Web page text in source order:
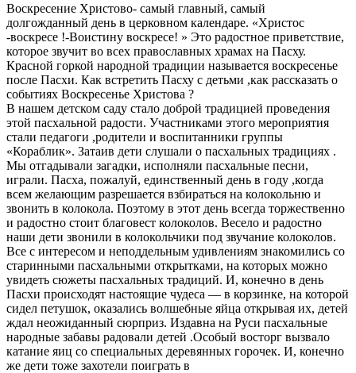
Воскресение Христово- самый главный, самый
долгожданный день в церковном календаре. «Христос
-воскресе !-Воистину воскресе! » Это радостное приветствие,
которое звучит во всех православных храмах на Пасху.
Красной горкой народной традиции называется воскресенье
после Пасхи. Как встретить Пасху с детьми ,как рассказать о
событиях Воскресенье Христова ?
В нашем детском саду стало доброй традицией проведения
этой пасхальной радости. Участниками этого мероприятия
стали педагоги ,родители и воспитанники группы
«Кораблик». Затаив дети слушали о пасхальных традициях .
Мы отгадывали загадки, исполняли пасхальные песни,
играли. Пасха, пожалуй, единственный день в году ,когда
всем желающим разрешается взбираться на колокольню и
звонить в колокола. Поэтому в этот день всегда торжественно
и радостно стоит благовест колоколов. Весело и радостно
наши дети звонили в колокольчики под звучание колоколов.
Все с интересом и неподдельным удивлениям знакомились со
старинными пасхальными открытками, на которых можно
увидеть сюжеты пасхальных традиций. И, конечно в день
Пасхи происходят настоящие чудеса — в корзинке, на которой
сидел петушок, оказались волшебные яйца открывая их, детей
ждал неожиданный сюрприз. Издавна на Руси пасхальные
народные забавы радовали детей .Особый восторг вызвало
катание яиц со специальных деревянных горочек. И, конечно
же дети тоже захотели поиграть в